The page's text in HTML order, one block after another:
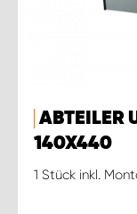
ABTEILER
140X440
1 Stück inkl.